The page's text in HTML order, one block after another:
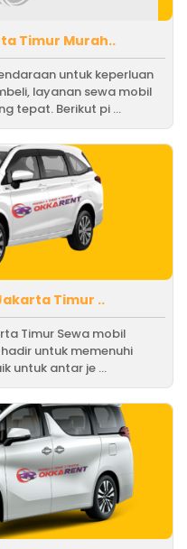
Timur Murah..
untuk keperluan
layanan sewa mobil
tepat. Berikut pi ...
Timur ..
Timur Sewa mobil
untuk memenuhi
untuk antar je ...